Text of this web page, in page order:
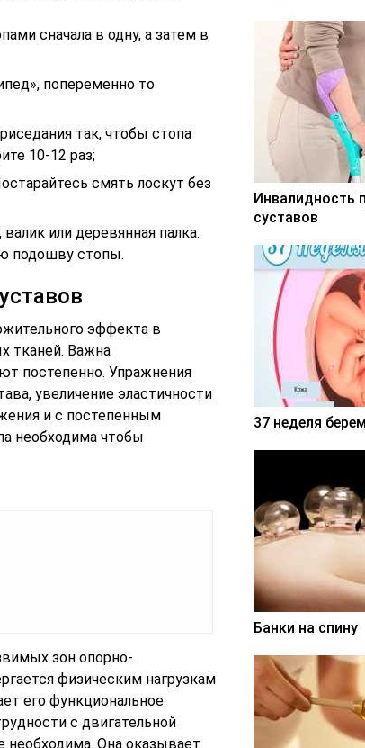
сначала в одну, а затем в
попеременно то
так, чтобы стопа
10-12 раз;
смять лоскут без
или деревянная палка.
подошву стопы.
эффекта в
тканей. Важна
постепенно. Упражнения
увеличение эластичности
и с постепенным
необходима чтобы
зон опорно-
физическим нагрузкам
его функциональное
с двигательной
необходима. Она оказывает
Инвалидность
суставов
37 неделя
Банки на спину